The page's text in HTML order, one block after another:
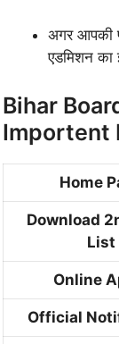
अगर आपकी
एडमिशन का
Bihar
Importent
Home
Download
List
Online
Official